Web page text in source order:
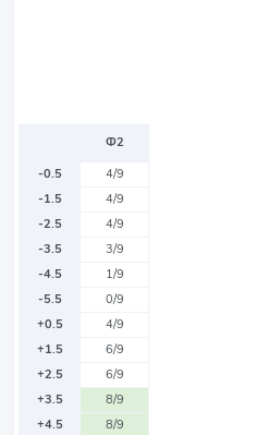
Ф2
-0.5
4/9
-1.5
4/9
-2.5
4/9
-3.5
3/9
-4.5
1/9
-5.5
0/9
+0.5
4/9
+1.5
6/9
+2.5
6/9
+3.5
8/9
+4.5
8/9